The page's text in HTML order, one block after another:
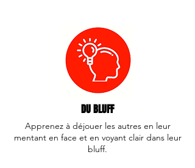
DU BLUFF
Apprenez à déjouer les autres en leur
mentant en face et en voyant clair dans leur
bluff.